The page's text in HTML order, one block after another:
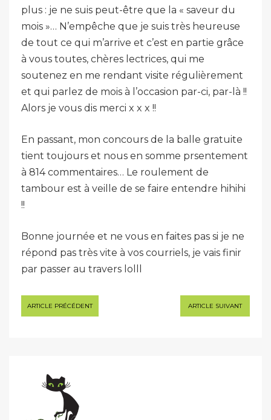
plus : je ne suis peut-être que la « saveur du
mois »… N’empêche que je suis très heureuse
de tout ce qui m’arrive et c’est en partie grâce
à vous toutes, chères lectrices, qui me
soutenez en me rendant visite régulièrement
et qui parlez de mois à l’occasion par-ci, par-là !!
Alors je vous dis merci x x x !!
En passant, mon concours de la balle gratuite
tient toujours et nous en somme prsentement
à 814 commentaires… Le roulement de
tambour est à veille de se faire entendre hihihi
!!
Bonne journée et ne vous en faites pas si je ne
répond pas très vite à vos courriels, je vais finir
par passer au travers lolll
Navigation
de
ARTICLE PRÉCÉDENT ARTICLE SUIVANT